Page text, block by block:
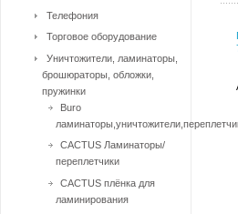
Телефония
Торговое оборудование
Уничтожители, ламинаторы,
брошюраторы, обложки,
пружинки
Buro
CACTUS Ламинаторы/
переплетчики
CACTUS плёнка для
ламинирования